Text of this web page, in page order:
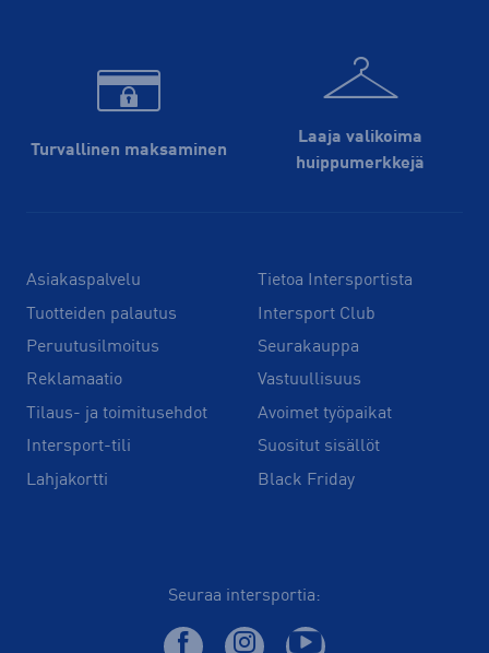
Turvallinen maksaminen
Laaja valikoima
huippu­merkkejä
Asiakaspalvelu
Tuotteiden palautus
Peruutusilmoitus
Reklamaatio
Tilaus- ja toimitusehdot
Intersport-tili
Lahjakortti
Tietoa Intersportista
Intersport Club
Seurakauppa
Vastuullisuus
Avoimet työpaikat
Suositut sisällöt
Black Friday
Seuraa intersportia: